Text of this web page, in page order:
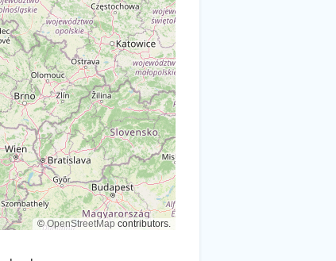
©OpenStreetMap contributors.